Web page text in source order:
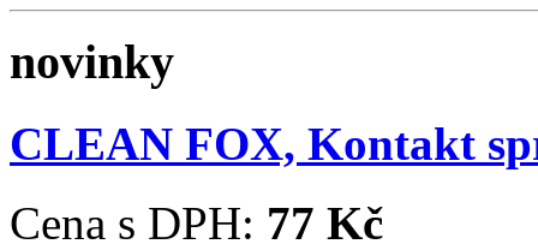
novinky
CLEAN FOX, Kontakt
Cena s DPH: 77 Kč